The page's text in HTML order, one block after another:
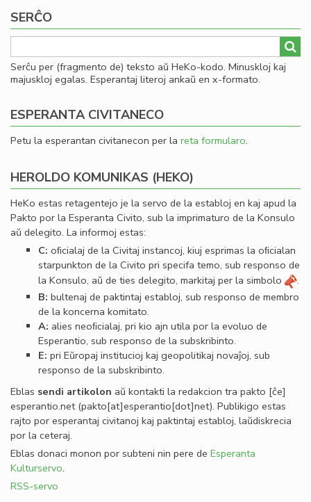
SERĈO
Serĉu per (fragmento de) teksto aŭ HeKo-kodo. Minuskloj kaj
majuskloj egalas. Esperantaj literoj ankaŭ en x-formato.
ESPERANTA CIVITANECO
Petu la esperantan civitanecon per la reta formularo.
HEROLDO KOMUNIKAS (HEKO)
HeKo estas retagentejo je la servo de la establoj en kaj apud la
Pakto por la Esperanta Civito, sub la imprimaturo de la Konsulo
aŭ delegito. La informoj estas:
C: oﬁcialaj de la Civitaj instancoj, kiuj esprimas la oﬁcialan
starpunkton de la Civito pri specifa temo, sub responso de
la Konsulo, aŭ de ties delegito, markitaj per la simbolo
.
B: bultenaj de paktintaj establoj, sub responso de membro
de la koncerna komitato.
A: alies neoﬁcialaj, pri kio ajn utila por la evoluo de
Esperantio, sub responso de la subskribinto.
E: pri Eŭropaj institucioj kaj geopolitikaj novaĵoj, sub
responso de la subskribinto.
Eblas sendi artikolon aŭ kontakti la redakcion tra pakto [ĉe]
esperantio.net(pakto[at]esperantio[dot]net). Publikigo estas
rajto por esperantaj civitanoj kaj paktintaj establoj, laŭdiskrecia
por la ceteraj.
Eblas donaci monon por subteni nin pere de Esperanta
Kulturservo.
RSS-servo